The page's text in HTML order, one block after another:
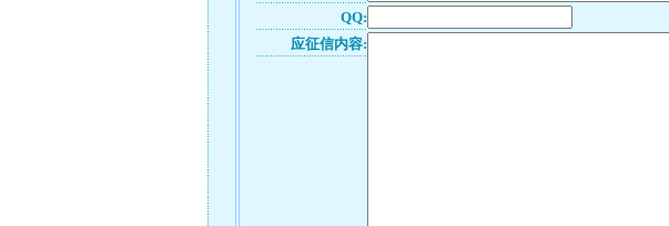
QQ:
应征信内容: